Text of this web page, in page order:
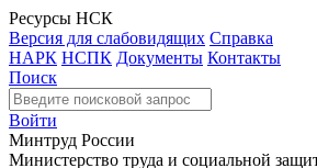
Ресурсы НСК
Версия для слабовидящих Справка
НАРК НСПК Документы Контакты
Поиск
Войти
Минтруд России
Министерство труда и социальной